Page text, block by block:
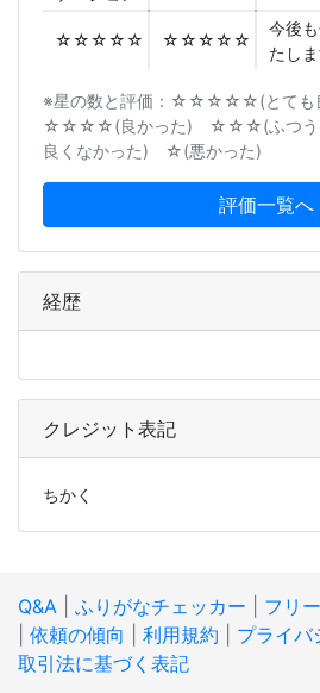
☆☆☆☆☆ ☆☆☆☆☆
今後
たしま
※星の数と評価：☆☆☆☆☆(とても
☆☆☆☆(良かった) ☆☆☆(ふつう
良くなかった) ☆(悪かった)
評価一覧へ
経歴
クレジット表記
ちかく
Q&A ふりがなチェッカー フリ
依頼の傾向 利用規約 プライバ
取引法に基づく表記